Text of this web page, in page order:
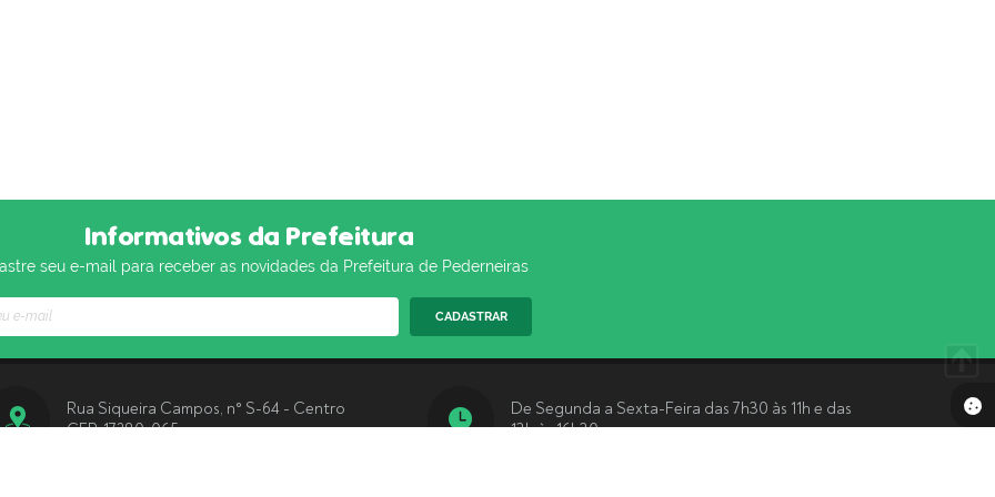
Informativos da Prefeitura
seu e-mail para receber as novidades da Prefeitura de Pederneiras
CADASTRAR
Rua Siqueira Campos, n° S-64 - Centro
CEP: 17280-065
De Segunda a Sexta-Feira das 7h30 às 11h e das
13h às 16h30